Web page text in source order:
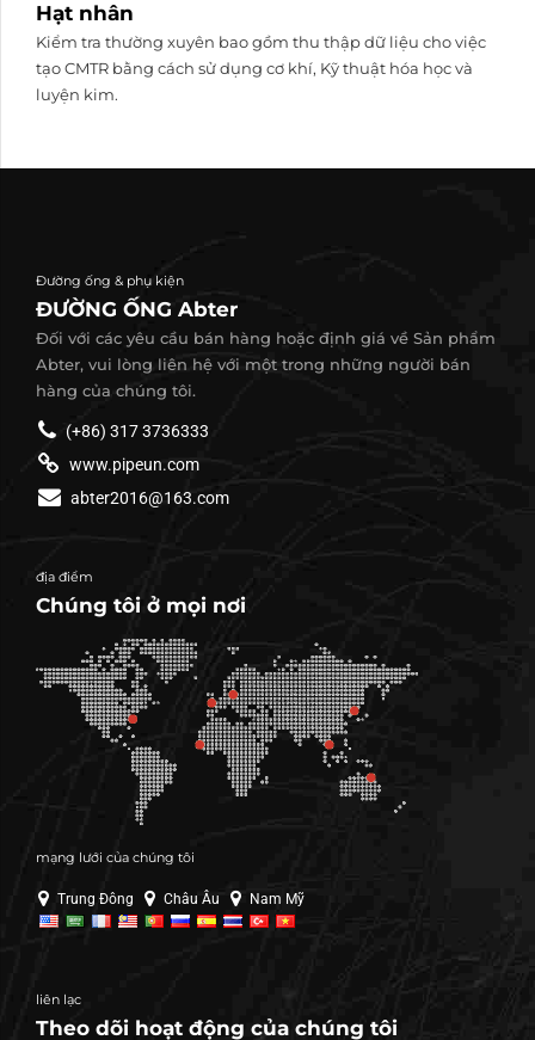
Hạt nhân
Kiểm tra thường xuyên bao gồm thu thập dữ liệu cho việc
tạo CMTR bằng cách sử dụng cơ khí, Kỹ thuật hóa học và
luyện kim.
Đường ống & phụ kiện
ĐƯỜNG ỐNG Abter
Đối với các yêu cầu bán hàng hoặc định giá về Sản phẩm
Abter, vui lòng liên hệ với một trong những người bán
hàng của chúng tôi.
(+86) 317 3736333
www.pipeun.com
abter2016@163.com
địa điểm
Chúng tôi ở mọi nơi
mạng lưới của chúng tôi
Trung Đông Châu Âu Nam Mỹ
liên lạc
Theo dõi hoạt động của chúng tôi